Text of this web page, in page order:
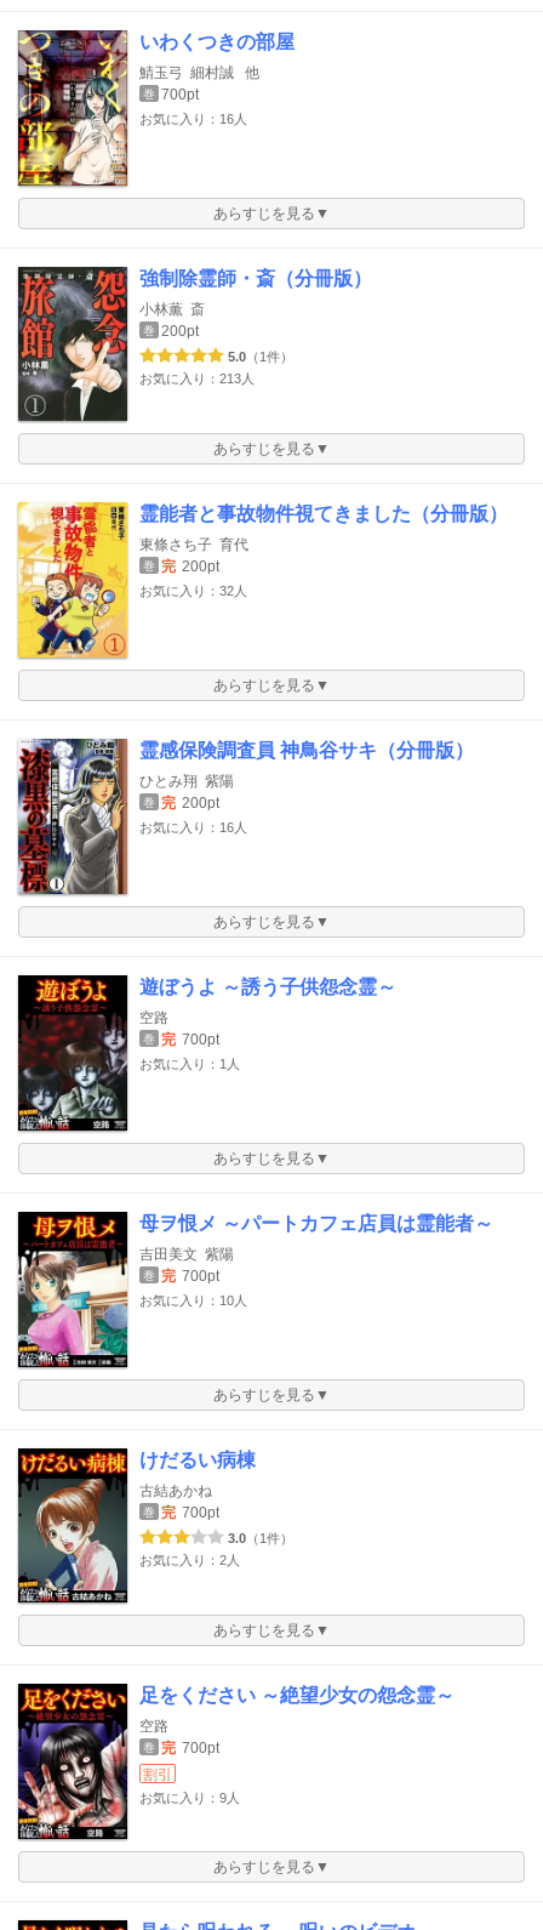
いわくつきの部屋
鯖玉弓 細村誠 他
巻 700pt
お気に入り：16人
あらすじを見る▼
強制除霊師・斎（分冊版）
小林薫 斎
巻 200pt
5.0 （1件）
お気に入り：213人
あらすじを見る▼
霊能者と事故物件視てきました（分冊版）
東條さち子 育代
巻 完 200pt
お気に入り：32人
あらすじを見る▼
霊感保険調査員 神鳥谷サキ（分冊版）
ひとみ翔 紫陽
巻 完 200pt
お気に入り：16人
あらすじを見る▼
遊ぼうよ ～誘う子供怨念霊～
空路
巻 完 700pt
お気に入り：1人
あらすじを見る▼
母ヲ恨メ ～パートカフェ店員は霊能者～
吉田美文 紫陽
巻 完 700pt
お気に入り：10人
あらすじを見る▼
けだるい病棟
古結あかね
巻 完 700pt
3.0 （1件）
お気に入り：2人
あらすじを見る▼
足をください ～絶望少女の怨念霊～
空路
巻 完 700pt
割引
お気に入り：9人
あらすじを見る▼